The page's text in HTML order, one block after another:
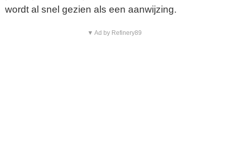
wordt al snel gezien als een aanwijzing.
▼ Ad by Refinery89